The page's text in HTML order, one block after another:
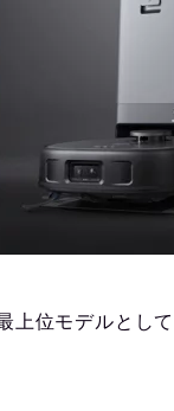
上位モデルとし